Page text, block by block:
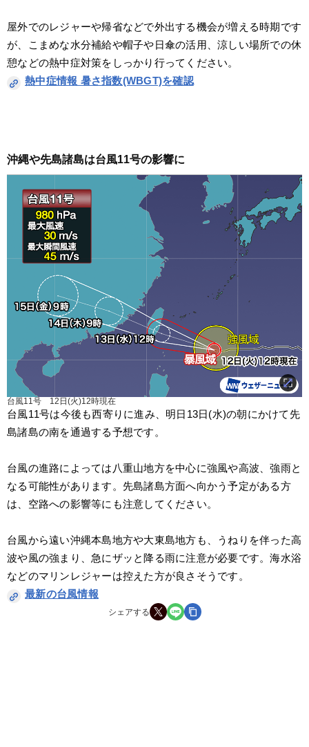
屋外でのレジャーや帰省などで外出する機会が増える時期です
が、こまめな水分補給や帽子や日傘の活用、涼しい場所での休
憩などの熱中症対策をしっかり行ってください。
熱中症情報 暑さ指数(WBGT)を確認
沖縄や先島諸島は台風11号の影響に
台風11号 12日(火)12時現在
台風11号は今後も西寄りに進み、明日13日(水)の朝にかけて先
島諸島の南を通過する予想です。
台風の進路によっては八重山地方を中心に強風や高波、強雨と
なる可能性があります。先島諸島方面へ向かう予定がある方
は、空路への影響等にも注意してください。
台風から遠い沖縄本島地方や大東島地方も、うねりを伴った高
波や風の強まり、急にザッと降る雨に注意が必要です。海水浴
などのマリンレジャーは控えた方が良さそうです。
最新の台風情報
シェアする